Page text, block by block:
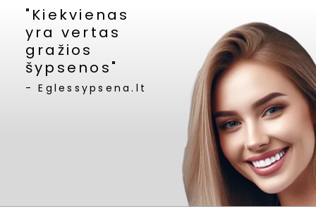
"Kiekvienas
yra vertas
gražios
šypsenos"
- Eglessypsena.lt